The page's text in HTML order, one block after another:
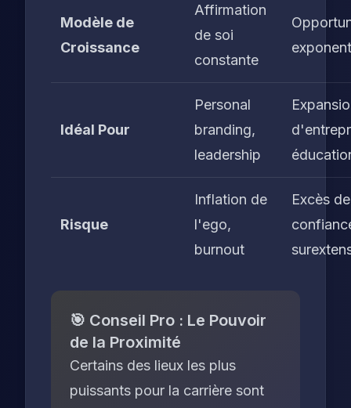
Modèle de
Croissance
Affirmation
de soi
constante
Idéal Pour
Personal
branding,
leadership
Risque
Inflation de
l'ego,
burnout
Excès de
🎯 Conseil Pro : Le Pouvoir
de la Proximité
Certains des lieux les plus
puissants pour la carrière sont